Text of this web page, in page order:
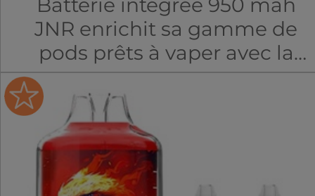
Batterie intégrée 950 mah
JNR enrichit sa gamme de
pods prêts à vaper avec la
Falcon X, une puff
taillée pour le quotidien !
Réutilisable et généreuse, elle
s'adresse aux vapoteurs à la
recherche de praticité et de